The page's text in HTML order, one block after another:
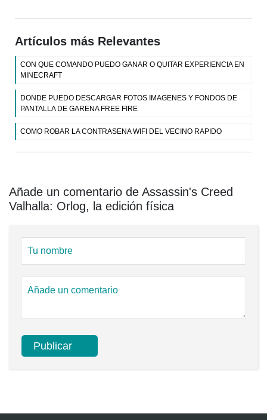
Artículos más Relevantes
CON QUE COMANDO PUEDO GANAR O QUITAR EXPERIENCIA EN
MINECRAFT
DONDE PUEDO DESCARGAR FOTOS IMAGENES Y FONDOS DE
PANTALLA DE GARENA FREE FIRE
COMO ROBAR LA CONTRASENA WIFI DEL VECINO RAPIDO
Añade un comentario de Assassin's Creed
Valhalla: Orlog, la edición física